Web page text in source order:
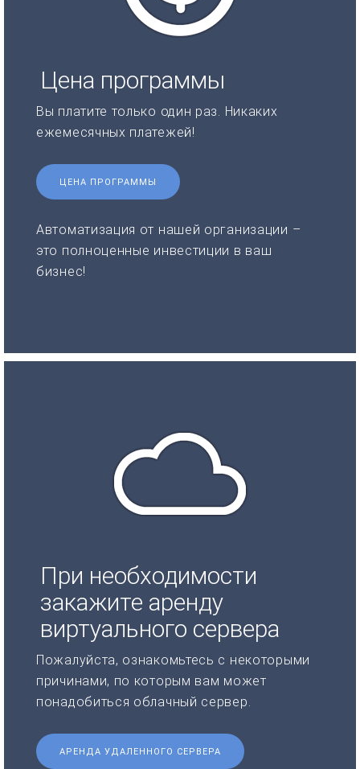
Цена программы
Вы платите только один раз. Никаких
ежемесячных платежей!
ЦЕНА ПРОГРАММЫ
Автоматизация от нашей организации –
это полноценные инвестиции в ваш
бизнес!
При необходимости
закажите аренду
виртуального сервера
Пожалуйста, ознакомьтесь с некоторыми
причинами, по которым вам может
понадобиться облачный сервер.
АРЕНДА УДАЛЕННОГО СЕРВЕРА